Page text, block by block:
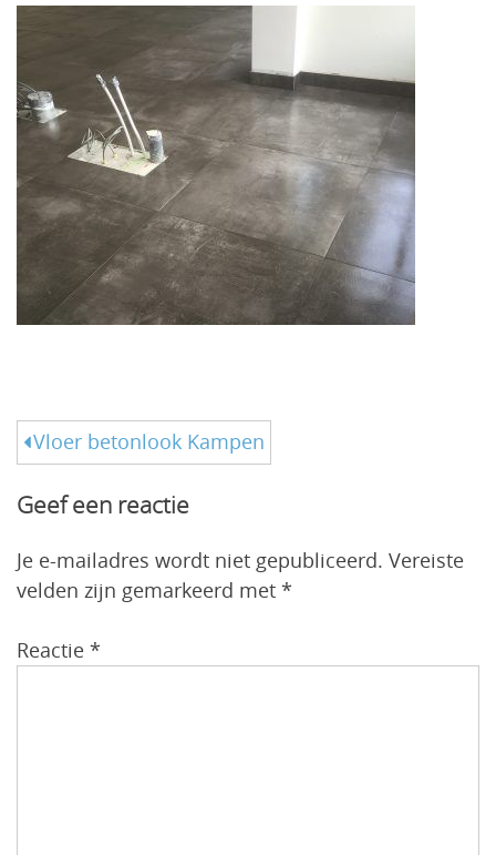
Bericht
navigatie
Vloer betonlook Kampen
Geef een reactie
Je e-mailadres wordt niet gepubliceerd. Vereiste
velden zijn gemarkeerd met *
Reactie *